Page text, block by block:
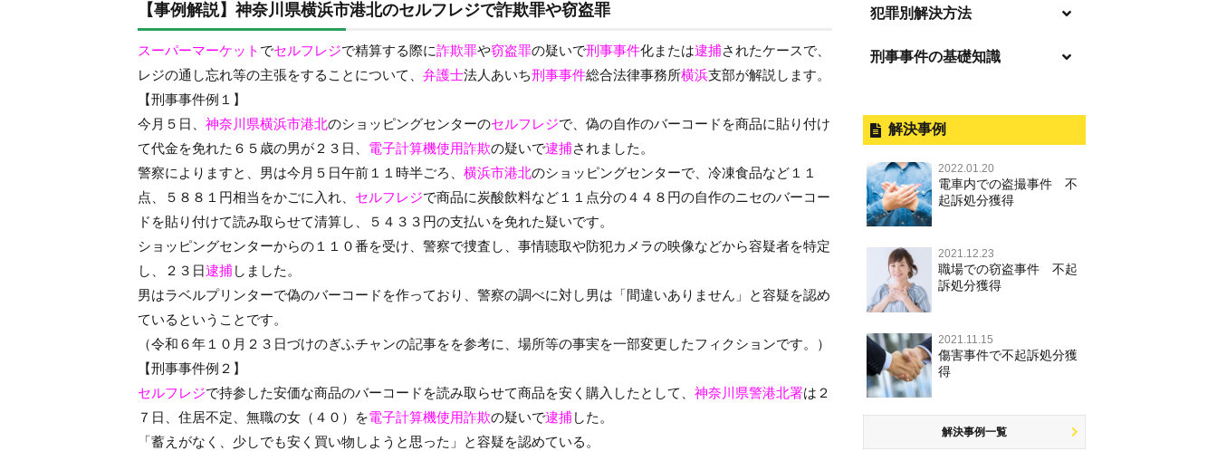
【事例解説】神奈川県横浜市港北のセルフレジで詐欺罪や窃盗罪
スーパーマーケット でセルフレジで精算する際に詐欺罪や窃盗罪の疑いで刑事事件化または逮捕されたケースで、
レジの通し忘れ等の主張をすることについて、 弁護士法人あいち刑事事件総合法律事務所横浜支部が解説します。
【刑事事件例１】
今月５日、 神奈川県横浜市港北のショッピングセンターのセルフレジで、偽の自作のバーコードを商品に貼り付け
て代金を免れた６５歳の男が２３日、 電子計算機使用詐欺の疑いで逮捕されました。
警察によりますと、男は今月５日午前１１時半ごろ、 横浜市港北のショッピングセンターで、冷凍食品など１１
点、５８８１円相当をかごに入れ、 セルフレジで商品に炭酸飲料など１１点分の４４８円の自作のニセのバーコー
ドを貼り付けて読み取らせて清算し、５４３３円の支払いを免れた疑いです。
ショッピングセンターからの１１０番を受け、警察で捜査し、事情聴取や防犯カメラの映像などから容疑者を特定
し、２３日逮捕しました。
男はラベルプリンターで偽のバーコードを作っており、警察の調べに対し男は「間違いありません」と容疑を認め
ているということです。
（令和６年１０月２３日づけのぎふチャンの記事をを参考に、場所等の事実を一部変更したフィクションです。）
【刑事事件例２】
セルフレジで持参した安価な商品のバーコードを読み取らせて商品を安く購入したとして、 神奈川県警港北署は２
７日、住居不定、無職の女（４０）を電子計算機使用詐欺の疑いで逮捕した。
「蓄えがなく、少しでも安く買い物しようと思った」と容疑を認めている。
「逮捕」について適切に知ること
起訴後、前科がつくのを避けるた
逮捕されたら
釈放してほしい
逮捕後、早急な釈放・保釈を望む
ときにすべきこと
被害者との示談を円満に進めるた
めには
こと
刑事事件で被疑者を不起訴処分に
するには
事件を秘密にするためにとるべき
犯罪別解決方法
事件別－暴力事件
暴行・傷害
殺人
過失致死・過失傷害
脅迫・強要
逮捕・監禁
略取・誘拐・人身売買
業務妨害
公務執行妨害
性犯罪 TOP
痴漢
盗撮，のぞき
つ，準強制わいせつ），監護者わ
いせつ
不同意性交等・監護者性交等
淫行・援助交際
公然わいせつ罪，わいせつ物頒布
罪，淫行勧誘罪
児童ポルノ，リベンジポルノ
事件別－財産犯
財産犯 TOP
窃盗罪
強盗罪
詐欺罪
恐喝罪
横領・背任
盗品売買・譲り受け等
知的財産と刑事事件
事件別－薬物事件
薬物事件 TOP
覚せい剤
大麻
危険ドラッグ
事件別－交通違反・交通事故
交通違反・交通事故 TOP
人身事故・死亡事故
ひき逃げ・当て逃げ
無免許運転
飲酒運転
危険運転行為等
その他
その他 TOP
著作権法違反
商標法違反
犯罪収益移転防止法違反
刑事事件の基礎知識
外国人事件の手続きと特色
刑事裁判の概要・手続
公務員の逮捕・刑事事件
控訴・上告
国選弁護士と私選弁護士の違い
裁判員裁判
取調べの注意点
少年事件の手続と特色
少年事件の処分
解決事例
2022.01.20
電車内での盗撮事件 不
起訴処分獲得
2021.12.23
職場での窃盗事件 不起
訴処分獲得
2021.11.15
傷害事件で不起訴処分獲
得
解決事例一覧